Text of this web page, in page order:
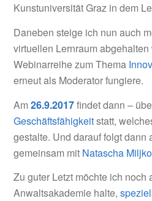
Kunstuniversität Graz in dem
Daneben steige ich nun auch
virtuellen Lernraum
Webinarreihe zum Thema
erneut als Moderator fungiere.
Am 26.9.2017findet dann –
Geschäftsfähigkeitstatt,
gestalte. Und darauf folgt dann
gemeinsam mit Natascha
Zu guter Letzt möchte ich
Anwaltsakademie halte,